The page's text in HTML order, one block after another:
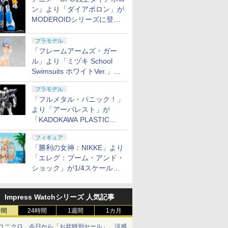
ン』より「ダイアポロン」が
MODEROIDシリーズに登
プラモデル
「フレームアームズ・ガー
ル」より「ミヅキ School
Swimsuits ホワイトVer.」が8
月10日から予約開始決定！
プラモデル
「フルメタル・パニック！」
より「アーバレスト」が
「KADOKAWA PLASTIC
MODEL SERIES」から1/48
スケールで登場！
フィギュア
「勝利の女神：NIKKE」より
「エレグ：ブーム・アンド・
ショック」が1/4スケールで
Impress Watchシリーズ 人気記事
24時間 1週間 1カ月
ニクロ、今日から「お盆特別セール」。涼感